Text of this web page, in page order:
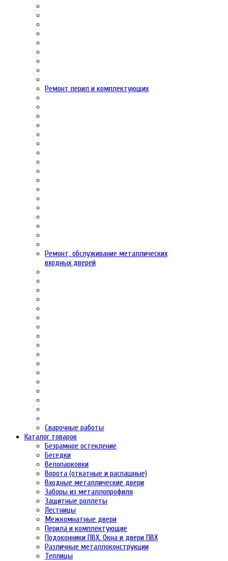
Ремонт перил и комплектующих
Ремонт, обслуживание металлических
входных дверей
Сварочные работы
Каталог товаров
Безрамное остекление
Беседки
Велопарковки
Ворота (откатные и распашные)
Входные металлические двери
Заборы из металлопрофиля
Защитные роллеты
Лестницы
Межкомнатные двери
Перила и комплектующие
Подоконники ПВХ. Окна и двери ПВХ
Различные металлоконструкции
Теплицы